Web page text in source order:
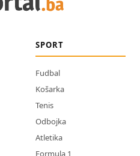
SPORT
Fudbal
Košarka
Tenis
Odbojka
Atletika
Formula 1